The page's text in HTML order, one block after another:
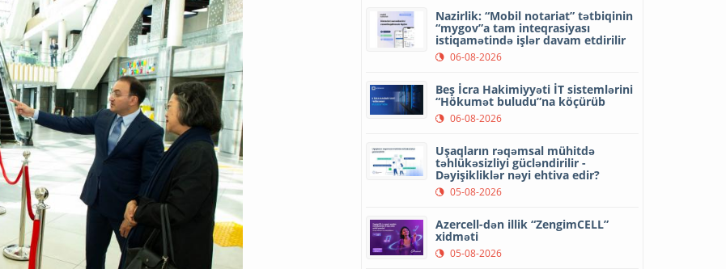
Nazirlik: “Mobil notariat” tətbiqinin
“mygov”a tam inteqrasiyası
istiqamətində işlər davam etdirilir
06-08-2026
Beş İcra Hakimiyyəti İT sistemlərini
“Hökumət buludu”na köçürüb
06-08-2026
Uşaqların rəqəmsal mühitdə
təhlükəsizliyi gücləndirilir -
Dəyişikliklər nəyi ehtiva edir?
05-08-2026
Azercell-dən illik “ZengimCELL”
xidməti
05-08-2026